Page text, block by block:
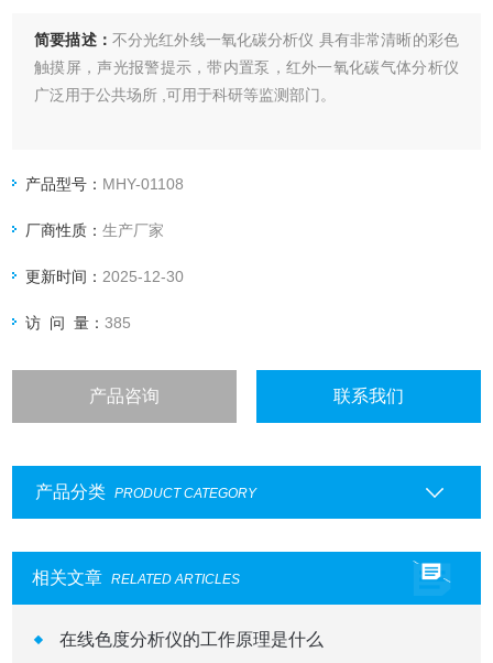
简要描述： 不分光红外线一氧化碳分析仪 具有非常清晰的彩色
触摸屏，声光报警提示，带内置泵，红外一氧化碳气体分析仪
广泛用于公共场所 ,可用于科研等监测部门。
产品型号： MHY-01108
厂商性质：生产厂家
更新时间： 2025-12-30
访 问 量：385
产品咨询 联系我们
产品分类 PRODUCT CATEGORY
相关文章 RELATED ARTICLES
在线色度分析仪的工作原理是什么